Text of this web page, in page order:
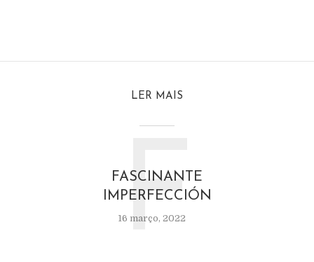
LER MAIS
FASCINANTE
IMPERFECCIÓN
16 março, 2022
F